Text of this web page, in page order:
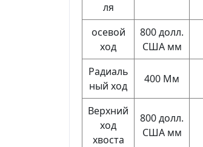
ля
осевой
ход
800 долл.
США мм
Радиаль
ный ход
400 Мм
Верхний
ход
хвоста
800 долл.
США мм